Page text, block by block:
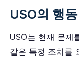
USO의 행
USO는 현재 문제
같은 특정 조치를